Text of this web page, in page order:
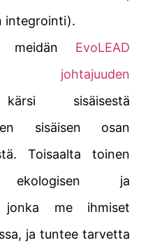
integrointi).
meidän EvoLEAD
johtajuuden
sisäisestä
sisäisen osan
Toisaalta toinen
ja
jonka me ihmiset
ja tuntee tarvetta